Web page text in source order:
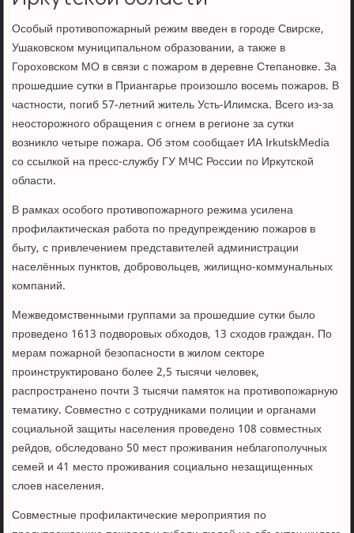
Особый противопожарный режим введен в городе Свирске,
Ушаковском муниципальном образовании, а также в
Гороховском МО в связи с пожаром в деревне Степановке. За
прошедшие сутки в Приангарье произошло восемь пожаров. В
частности, погиб 57-летний житель Усть-Илимска. Всего из-за
неосторожного обращения с огнем в регионе за сутки
возникло четыре пожара. Об этом сообщает ИА IrkutskMedia
со ссылкой на пресс-службу ГУ МЧС России по Иркутской
области.
В рамках особого противопожарного режима усилена
профилактическая работа по предупреждению пожаров в
быту, с привлечением представителей администрации
населённых пунктов, добровольцев, жилищно-коммунальных
компаний.
Межведомственными группами за прошедшие сутки было
проведено 1613 подворовых обходов, 13 сходов граждан. По
мерам пожарной безопасности в жилом секторе
проинструктировано более 2,5 тысячи человек,
распространено почти 3 тысячи памяток на противопожарную
тематику. Совместно с сотрудниками полиции и органами
социальной защиты населения проведено 108 совместных
рейдов, обследовано 50 мест проживания неблагополучных
семей и 41 место проживания социально незащищенных
слоев населения.
Совместные профилактические мероприятия по